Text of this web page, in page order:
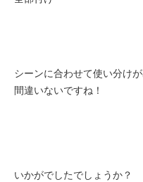
シーンに合わせて使い分け
間違いないですね！
いかがでしたでしょうか？